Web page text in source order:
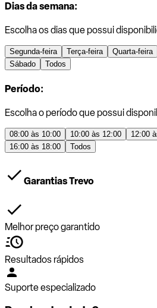
Dias da semana:
Escolha os dias que possui
Segunda-feira Terça-feira Quarta-feira
Sábado
Todos
Período:
Escolha o período que possui
08:00 às 10:00 10:00 às 12:00 12:00
16:00 às 18:00
Todos
Garantias Trevo
Melhor preço garantido
Resultados rápidos
Suporte especializado